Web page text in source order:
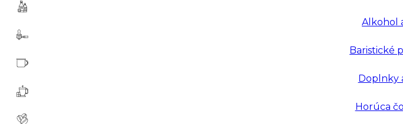
Alkohol
Baristické
Doplnky
Horúca